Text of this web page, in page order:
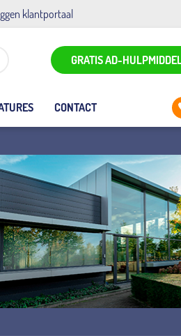
klantportaal
GRATIS AD-
CONTACT